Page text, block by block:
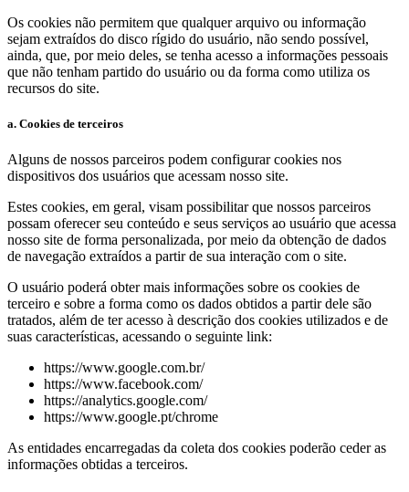
Os cookies não permitem que qualquer arquivo ou informação
sejam extraídos do disco rígido do usuário, não sendo possível,
ainda, que, por meio deles, se tenha acesso a informações pessoais
que não tenham partido do usuário ou da forma como utiliza os
recursos do site.
a. Cookies de terceiros
Alguns de nossos parceiros podem configurar cookies nos
dispositivos dos usuários que acessam nosso site.
Estes cookies, em geral, visam possibilitar que nossos parceiros
possam oferecer seu conteúdo e seus serviços ao usuário que acessa
nosso site de forma personalizada, por meio da obtenção de dados
de navegação extraídos a partir de sua interação com o site.
O usuário poderá obter mais informações sobre os cookies de
terceiro e sobre a forma como os dados obtidos a partir dele são
tratados, além de ter acesso à descrição dos cookies utilizados e de
suas características, acessando o seguinte link:
https://www.google.com.br/
https://www.facebook.com/
https://analytics.google.com/
https://www.google.pt/chrome
As entidades encarregadas da coleta dos cookies poderão ceder as
informações obtidas a terceiros.